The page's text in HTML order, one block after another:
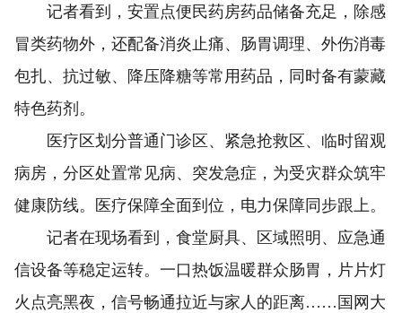
记者看到，安置点便民药房药品储备充足，除感
冒类药物外，还配备消炎止痛、肠胃调理、外伤消毒
包扎、抗过敏、降压降糖等常用药品，同时备有蒙藏
特色药剂。
医疗区划分普通门诊区、紧急抢救区、临时留观
病房，分区处置常见病、突发急症，为受灾群众筑牢
健康防线。医疗保障全面到位，电力保障同步跟上。
记者在现场看到，食堂厨具、区域照明、应急通
信设备等稳定运转。一口热饭温暖群众肠胃，片片灯
火点亮黑夜，信号畅通拉近与家人的距离……国网大